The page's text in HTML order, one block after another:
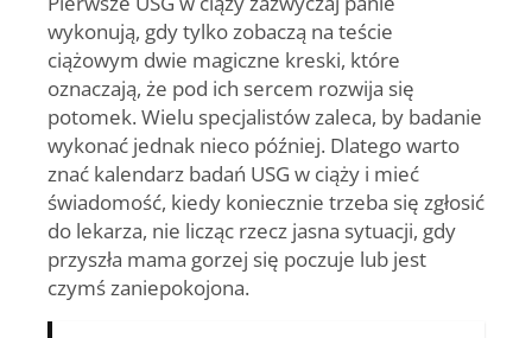
wykonują, gdy tylko zobaczą na teście
ciążowym dwie magiczne kreski, które
oznaczają, że pod ich sercem rozwija się
potomek. Wielu specjalistów zaleca, by badanie
wykonać jednak nieco później. Dlatego warto
znać kalendarz badań USG w ciąży i mieć
świadomość, kiedy koniecznie trzeba się zgłosić
do lekarza, nie licząc rzecz jasna sytuacji, gdy
przyszła mama gorzej się poczuje lub jest
czymś zaniepokojona.